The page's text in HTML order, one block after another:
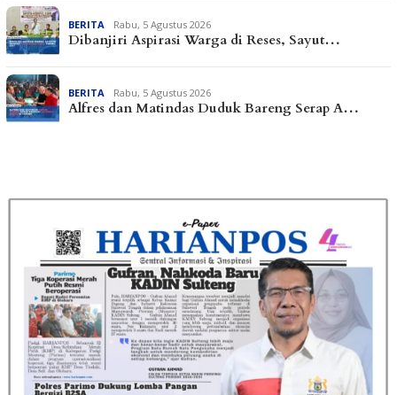
BERITA Rabu, 5 Agustus 2026
Dibanjiri Aspirasi Warga di Reses, Sayut…
BERITA Rabu, 5 Agustus 2026
Alfres dan Matindas Duduk Bareng Serap A…